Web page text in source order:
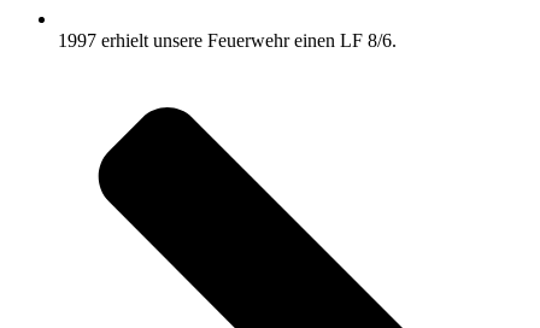
1997 erhielt unsere Feuerwehr einen LF 8/6.